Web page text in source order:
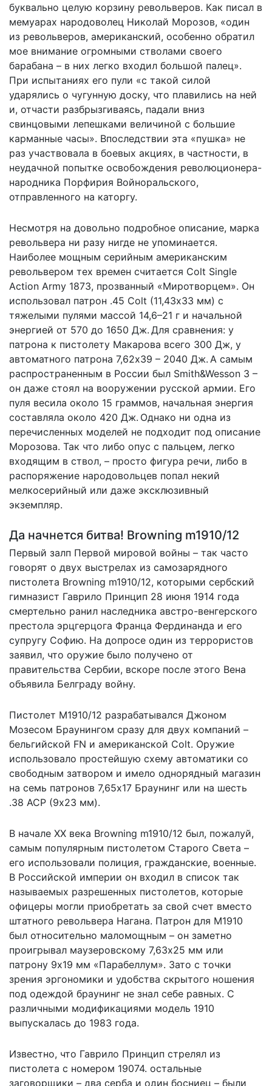
буквально целую корзину револьверов. Как писал в
мемуарах народоволец Николай Морозов, «один
из револьверов, американский, особенно обратил
мое внимание огромными стволами своего
барабана – в них легко входил большой палец».
При испытаниях его пули «с такой силой
ударялись о чугунную доску, что плавились на ней
и, отчасти разбрызгиваясь, падали вниз
свинцовыми лепешками величиной с большие
карманные часы». Впоследствии эта «пушка» не
раз участвовала в боевых акциях, в частности, в
неудачной попытке освобождения революционера-
народника Порфирия Войноральского,
отправленного на каторгу.
Несмотря на довольно подробное описание, марка
револьвера ни разу нигде не упоминается.
Наиболее мощным серийным американским
револьвером тех времен считается Colt Single
Action Army 1873, прозванный «Миротворцем». Он
использовал патрон .45 Colt (11,43х33 мм) с
тяжелыми пулями массой 14,6–21 г и начальной
энергией от 570 до 1650 Дж. Для сравнения: у
патрона к пистолету Макарова всего 300 Дж, у
автоматного патрона 7,62х39 – 2040 Дж. А самым
распространенным в России был Smith&Wesson 3 –
он даже стоял на вооружении русской армии. Его
пуля весила около 15 граммов, начальная энергия
составляла около 420 Дж. Однако ни одна из
перечисленных моделей не подходит под описание
Морозова. Так что либо опус с пальцем, легко
входящим в ствол, – просто фигура речи, либо в
распоряжение народовольцев попал некий
мелкосерийный или даже эксклюзивный
экземпляр.
Да начнется битва! Browning m1910/12
Первый залп Первой мировой войны – так часто
говорят о двух выстрелах из самозарядного
пистолета Browning m1910/12, которыми сербский
гимназист Гаврило Принцип 28 июня 1914 года
смертельно ранил наследника австро-венгерского
престола эрцгерцога Франца Фердинанда и его
супругу Софию. На допросе один из террористов
заявил, что оружие было получено от
правительства Сербии, вскоре после этого Вена
объявила Белграду войну.
Пистолет М1910/12 разрабатывался Джоном
Мозесом Браунингом сразу для двух компаний –
бельгийской FN и американской Colt. Оружие
использовало простейшую схему автоматики со
свободным затвором и имело однорядный магазин
на семь патронов 7,65х17 Браунинг или на шесть
.38 АСР (9х23 мм).
В начале ХХ века Browning m1910/12 был, пожалуй,
самым популярным пистолетом Старого Света –
его использовали полиция, гражданские, военные.
В Российской империи он входил в список так
называемых разрешенных пистолетов, которые
офицеры могли приобретать за свой счет вместо
штатного револьвера Нагана. Патрон для М1910
был относительно маломощным – он заметно
проигрывал маузеровскому 7,63х25 мм или
патрону 9х19 мм «Парабеллум». Зато с точки
зрения эргономики и удобства скрытого ношения
под одеждой браунинг не знал себе равных. С
различными модификациями модель 1910
выпускалась до 1983 года.
Известно, что Гаврило Принцип стрелял из
пистолета с номером 19074. остальные
заговорщики – два серба и один босниец – были